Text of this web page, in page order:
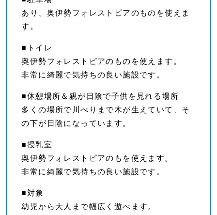
あり、奥伊勢フォレストピアのものを使えま
す。
■トイレ
奥伊勢フォレストピアのものを使えます。
非常に綺麗で気持ちの良い施設です。
■休憩場所＆親が日陰で子供を見れる場所
多くの場所で川べりまで木が生えていて、そ
の下が日陰になっています。
■授乳室
奥伊勢フォレストピアのもを使えます。
非常に綺麗で気持ちの良い施設です。
■対象
幼児から大人まで幅広く遊べます。